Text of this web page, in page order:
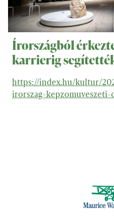
Írországból
karrierig
https://index.hu/kultur/
irorszag-